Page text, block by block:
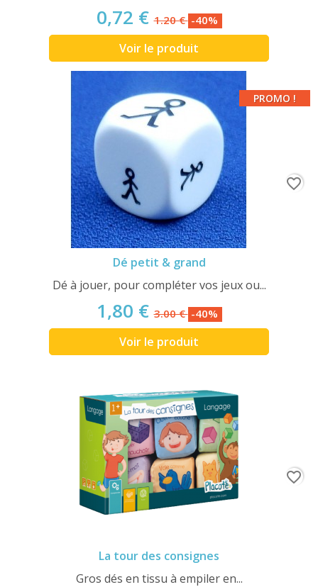
0,72 €1.20 € -40%
Voir le produit
Dé petit & grand
Dé à jouer, pour compléter vos jeux ou...
1,80 €3.00 € -40%
Voir le produit
PROMO !
favorite_border
La tour des consignes
Gros dés en tissu à empiler en...
favorite_border